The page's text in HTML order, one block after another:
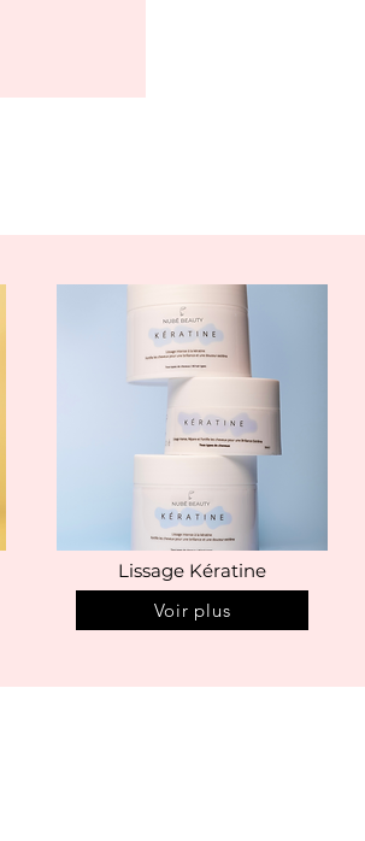
Lissage Kératine
Voir plus